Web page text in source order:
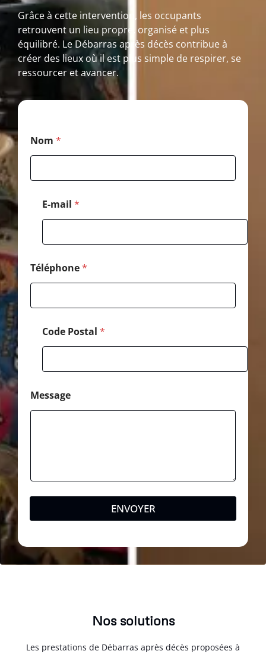
Grâce à cette intervention, les occupants
retrouvent un lieu propre, organisé et plus
équilibré. Le Débarras après décès contribue à
créer des lieux où il est plus simple de respirer, se
ressourcer et avancer.
Nom *
E-mail *
Téléphone*
Code Postal *
Message
ENVOYER
Nos solutions
Les prestations de Débarras après décès proposées à